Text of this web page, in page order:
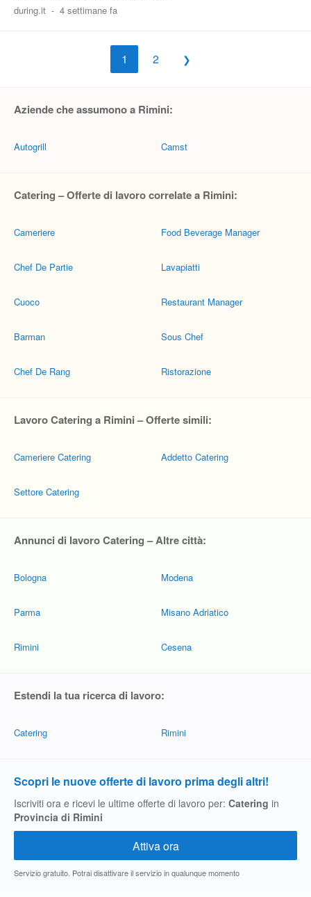
during.it - 4 settimane fa
1 2
Aziende che assumono a Rimini:
Autogrill Camst
Catering – Offerte di lavoro correlate a Rimini:
Cameriere
Chef De Partie
Cuoco
Barman
Chef De Rang
Food Beverage Manager
Lavapiatti
Restaurant Manager
Sous Chef
Ristorazione
Lavoro Catering a Rimini – Offerte simili:
Cameriere Catering
Settore Catering
Addetto Catering
Annunci di lavoro Catering – Altre città:
Bologna
Parma
Rimini
Modena
Misano Adriatico
Cesena
Estendi la tua ricerca di lavoro:
Catering Rimini
Scopri le nuove offerte di lavoro prima degli altri!
Iscriviti ora e ricevi le ultime offerte di lavoro per: Catering in
Provincia di Rimini
Servizio gratuito. Potrai disattivare il servizio in qualunque momento